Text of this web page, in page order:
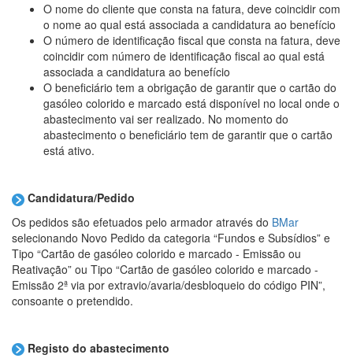
O nome do cliente que consta na fatura, deve coincidir com
o nome ao qual está associada a candidatura ao benefício
O número de identificação fiscal que consta na fatura, deve
coincidir com número de identificação fiscal ao qual está
associada a candidatura ao benefício
O beneficiário tem a obrigação de garantir que o cartão do
gasóleo colorido e marcado está disponível no local onde o
abastecimento vai ser realizado. No momento do
abastecimento o beneficiário tem de garantir que o cartão
está ativo.
Candidatura/Pedido
Os pedidos são efetuados pelo armador através do BMar
selecionando Novo Pedido da categoria “Fundos e Subsídios” e
Tipo “Cartão de gasóleo colorido e marcado - Emissão ou
Reativação” ou Tipo “Cartão de gasóleo colorido e marcado -
Emissão 2ª via por extravio/avaria/desbloqueio do código PIN”,
consoante o pretendido.
Registo do abastecimento